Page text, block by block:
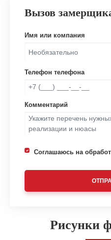
Вызов
Имя или компания
Телефон телефона
Комментарий
Соглашаюсь на
Рисунки